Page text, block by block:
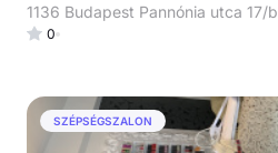
1136 Budapest Pannónia utca 17/b
0
SZÉPSÉGSZALON